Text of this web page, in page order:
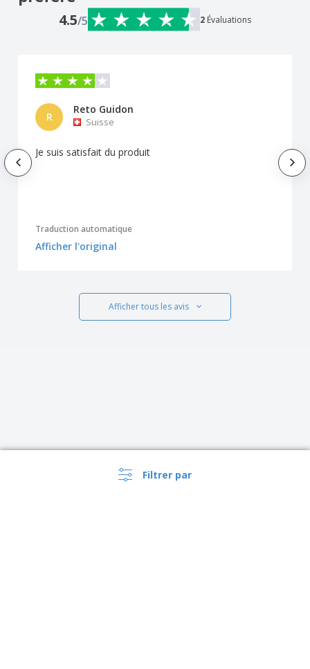
Filtrer par
4.5/5 2 Évaluations
R
Reto Guidon
Suisse
Je suis satisfait du produit
Traduction automatique
Afficher l'original
Afficher tous les avis